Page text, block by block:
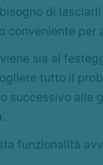
di
conveniente per
sia al
tutto il
successivo alle
funzionalità